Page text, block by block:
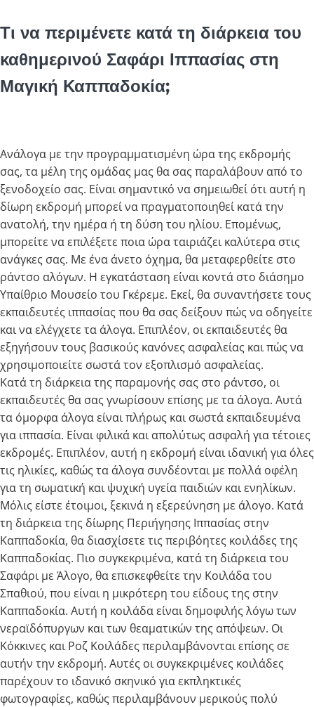
Τι να περιμένετε κατά τη διάρκεια του
καθημερινού Σαφάρι Ιππασίας στη
Μαγική Καππαδοκία;
Ανάλογα με την προγραμματισμένη ώρα της εκδρομής
σας, τα μέλη της ομάδας μας θα σας παραλάβουν από το
ξενοδοχείο σας. Είναι σημαντικό να σημειωθεί ότι αυτή η
δίωρη εκδρομή μπορεί να πραγματοποιηθεί κατά την
ανατολή, την ημέρα ή τη δύση του ηλίου. Επομένως,
μπορείτε να επιλέξετε ποια ώρα ταιριάζει καλύτερα στις
ανάγκες σας. Με ένα άνετο όχημα, θα μεταφερθείτε στο
ράντσο αλόγων. Η εγκατάσταση είναι κοντά στο διάσημο
Υπαίθριο Μουσείο του Γκέρεμε. Εκεί, θα συναντήσετε τους
εκπαιδευτές ιππασίας που θα σας δείξουν πώς να οδηγείτε
και να ελέγχετε τα άλογα. Επιπλέον, οι εκπαιδευτές θα
εξηγήσουν τους βασικούς κανόνες ασφαλείας και πώς να
χρησιμοποιείτε σωστά τον εξοπλισμό ασφαλείας.
Κατά τη διάρκεια της παραμονής σας στο ράντσο, οι
εκπαιδευτές θα σας γνωρίσουν επίσης με τα άλογα. Αυτά
τα όμορφα άλογα είναι πλήρως και σωστά εκπαιδευμένα
για ιππασία. Είναι φιλικά και απολύτως ασφαλή για τέτοιες
εκδρομές. Επιπλέον, αυτή η εκδρομή είναι ιδανική για όλες
τις ηλικίες, καθώς τα άλογα συνδέονται με πολλά οφέλη
για τη σωματική και ψυχική υγεία παιδιών και ενηλίκων.
Μόλις είστε έτοιμοι, ξεκινά η εξερεύνηση με άλογο. Κατά
τη διάρκεια της δίωρης Περιήγησης Ιππασίας στην
Καππαδοκία, θα διασχίσετε τις περιβόητες κοιλάδες της
Καππαδοκίας. Πιο συγκεκριμένα, κατά τη διάρκεια του
Σαφάρι με Άλογο, θα επισκεφθείτε την Κοιλάδα του
Σπαθιού, που είναι η μικρότερη του είδους της στην
Καππαδοκία. Αυτή η κοιλάδα είναι δημοφιλής λόγω των
νεραϊδόπυργων και των θεαματικών της απόψεων. Οι
Κόκκινες και Ροζ Κοιλάδες περιλαμβάνονται επίσης σε
αυτήν την εκδρομή. Αυτές οι συγκεκριμένες κοιλάδες
παρέχουν το ιδανικό σκηνικό για εκπληκτικές
φωτογραφίες, καθώς περιλαμβάνουν μερικούς πολύ